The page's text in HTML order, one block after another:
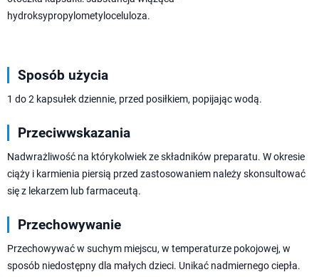
hydroksypropylometyloceluloza.
Sposób użycia
1 do 2 kapsułek dziennie, przed posiłkiem, popijając wodą.
Przeciwwskazania
Nadwrażliwość na którykolwiek ze składników preparatu. W okresie
ciąży i karmienia piersią przed zastosowaniem należy skonsultować
się z lekarzem lub farmaceutą.
Przechowywanie
Przechowywać w suchym miejscu, w temperaturze pokojowej, w
sposób niedostępny dla małych dzieci. Unikać nadmiernego ciepła.